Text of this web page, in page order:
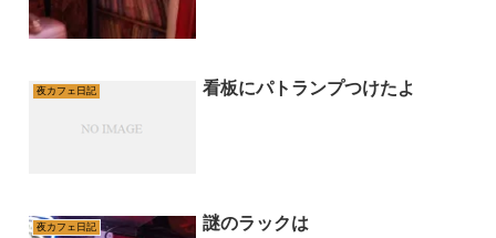
夜カフェ日記 看板にパトランプつけたよ
夜カフェ日記 謎のラックは